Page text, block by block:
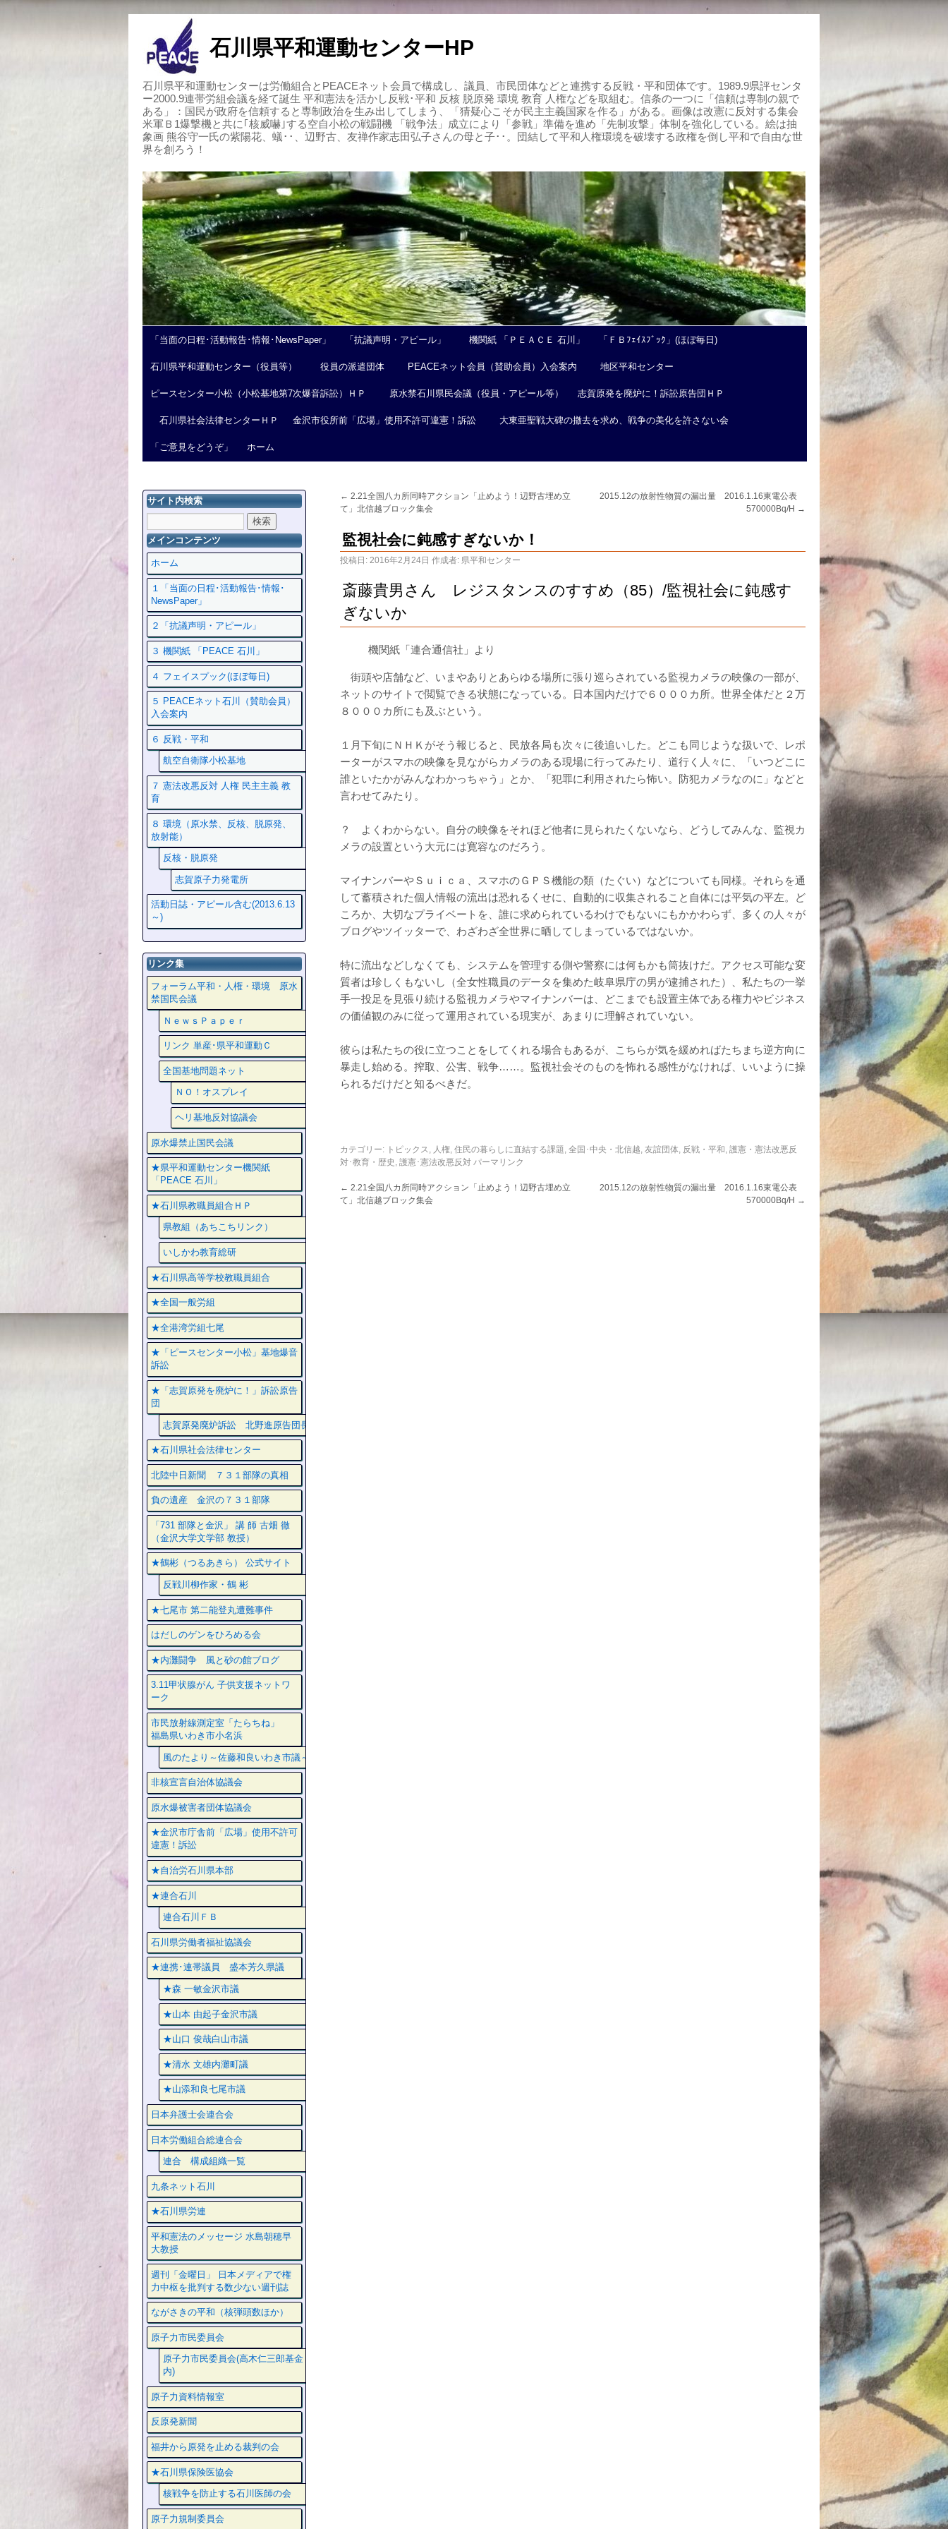
石川県平和運動センターHP
石川県平和運動センターは労働組合とPEACEネット会員で構成し、議員、市民団体などと連携する反戦・平和団体です。1989.9県評センタ
ー2000.9連帯労組会議を経て誕生 平和憲法を活かし反戦･平和 反核 脱原発 環境 教育 人権などを取組む。信条の一つに「信頼は専制の親で
ある」：国民が政府を信頼すると専制政治を生み出してしまう、「猜疑心こそが民主主義国家を作る」がある。画像は改憲に反対する集会
米軍Ｂ1爆撃機と共に｢核威嚇｣する空自小松の戦闘機 「戦争法」成立により「参戦」準備を進め「先制攻撃」体制を強化している。絵は抽
象画 熊谷守一氏の紫陽花、蟻･･、辺野古、友禅作家志田弘子さんの母と子･･。団結して平和人権環境を破壊する政権を倒し平和で自由な世
界を創ろう！
「当面の日程･活動報告･情報･NewsPaper」 「抗議声明・アピール」 機関紙 「ＰＥＡＣＥ 石川」 「ＦＢﾌｪｲｽﾌﾞｯｸ」(ほぼ毎日)
石川県平和運動センター（役員等） 役員の派遣団体 PEACEネット会員（賛助会員）入会案内 地区平和センター
ピースセンター小松（小松基地第7次爆音訴訟）ＨＰ 原水禁石川県民会議（役員・アピール等） 志賀原発を廃炉に！訴訟原告団ＨＰ
石川県社会法律センターＨＰ 金沢市役所前「広場」使用不許可違憲！訴訟 大東亜聖戦大碑の撤去を求め、戦争の美化を許さない会
「ご意見をどうぞ」 ホーム
← 2.21全国八カ所同時アクション「止めよう！辺野古埋め立
て」北信越ブロック集会
2015.12の放射性物質の漏出量 2016.1.16東電公表
570000Bq/H →
監視社会に鈍感すぎないか！
投稿日: 2016年2月24日 作成者: 県平和センター
斎藤貴男さん レジスタンスのすすめ（85）/監視社会に鈍感す
ぎないか
機関紙「連合通信社」より
街頭や店舗など、いまやありとあらゆる場所に張り巡らされている監視カメラの映像の一部が、
ネットのサイトで閲覧できる状態になっている。日本国内だけで６０００カ所。世界全体だと２万
８０００カ所にも及ぶという。
１月下旬にＮＨＫがそう報じると、民放各局も次々に後追いした。どこも同じような扱いで、レポ
ーターがスマホの映像を見ながらカメラのある現場に行ってみたり、道行く人々に、「いつどこに
誰といたかがみんなわかっちゃう」とか、「犯罪に利用されたら怖い。防犯カメラなのに」などと
言わせてみたり。
？ よくわからない。自分の映像をそれほど他者に見られたくないなら、どうしてみんな、監視カ
メラの設置という大元には寛容なのだろう。
マイナンバーやＳｕｉｃａ、スマホのＧＰＳ機能の類（たぐい）などについても同様。それらを通
して蓄積された個人情報の流出は恐れるくせに、自動的に収集されること自体には平気の平左。ど
ころか、大切なプライベートを、誰に求められているわけでもないにもかかわらず、多くの人々が
ブログやツイッターで、わざわざ全世界に晒してしまっているではないか。
特に流出などしなくても、システムを管理する側や警察には何もかも筒抜けだ。アクセス可能な変
質者は珍しくもないし（全女性職員のデータを集めた岐阜県庁の男が逮捕された）、私たちの一挙
手一投足を見張り続ける監視カメラやマイナンバーは、どこまでも設置主体である権力やビジネス
の価値観のみに従って運用されている現実が、あまりに理解されていない。
彼らは私たちの役に立つことをしてくれる場合もあるが、こちらが気を緩めればたちまち逆方向に
暴走し始める。搾取、公害、戦争……。監視社会そのものを怖れる感性がなければ、いいように操
られるだけだと知るべきだ。
カテゴリー: トピックス 人権 住民の暮らしに直結する課題 全国･中央・北信越 友誼団体 反戦・平和 護憲・憲法改悪反
対･教育・歴史 護憲･憲法改悪反対 パーマリンク
← 2.21全国八カ所同時アクション「止めよう！辺野古埋め立
て」北信越ブロック集会
2015.12の放射性物質の漏出量 2016.1.16東電公表
570000Bq/H →
サイト内検索
メインコンテンツ
ホーム
１「当面の日程･活動報告･情報･
NewsPaper」
２「抗議声明・アピール」
３ 機関紙 「PEACE 石川」
４ フェイスプック(ほぼ毎日)
５ PEACEネット石川（賛助会員）
入会案内
６ 反戦・平和
航空自衛隊小松基地
７ 憲法改悪反対 人権 民主主義 教
育
８ 環境（原水禁、反核、脱原発、
放射能）
反核・脱原発
志賀原子力発電所
活動日誌・アピール含む(2013.6.13
～)
リンク集
フォーラム平和・人権・環境 原水
禁国民会議
ＮｅｗｓＰａｐｅｒ
リンク 単産･県平和運動Ｃ
全国基地問題ネット
ＮＯ！オスプレイ
ヘリ基地反対協議会
原水爆禁止国民会議
★県平和運動センター機関紙
「PEACE 石川」
★石川県教職員組合ＨＰ
県教組（あちこちリンク）
いしかわ教育総研
★石川県高等学校教職員組合
★全国一般労組
★全港湾労組七尾
★「ピースセンター小松」基地爆音
訴訟
★「志賀原発を廃炉に！」訴訟原告
団
志賀原発廃炉訴訟 北野進原告団長
★石川県社会法律センター
北陸中日新聞 ７３１部隊の真相
負の遺産 金沢の７３１部隊
「731 部隊と金沢」 講 師 古畑 徹
（金沢大学文学部 教授）
★鶴彬（つるあきら） 公式サイト
反戦川柳作家・鶴 彬
★七尾市 第二能登丸遭難事件
はだしのゲンをひろめる会
★内灘闘争 風と砂の館ブログ
3.11甲状腺がん 子供支援ネットワ
ーク
市民放射線測定室「たらちね」
福島県いわき市小名浜
風のたより～佐藤和良いわき市議～
非核宣言自治体協議会
原水爆被害者団体協議会
★金沢市庁舎前「広場」使用不許可
違憲！訴訟
★自治労石川県本部
★連合石川
連合石川ＦＢ
石川県労働者福祉協議会
★連携･連帯議員 盛本芳久県議
★森 一敏金沢市議
★山本 由起子金沢市議
★山口 俊哉白山市議
★清水 文雄内灘町議
★山添和良七尾市議
日本弁護士会連合会
日本労働組合総連合会
連合 構成組織一覧
九条ネット石川
★石川県労連
平和憲法のメッセージ 水島朝穂早
大教授
週刊「金曜日」 日本メディアで権
力中枢を批判する数少ない週刊誌
ながさきの平和（核弾頭数ほか）
原子力市民委員会
原子力市民委員会(高木仁三郎基金
内)
原子力資料情報室
反原発新聞
福井から原発を止める裁判の会
★石川県保険医協会
核戦争を防止する石川医師の会
原子力規制委員会